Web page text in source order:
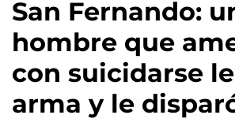
San Fernando:
hombre que
con suicidarse
arma y le